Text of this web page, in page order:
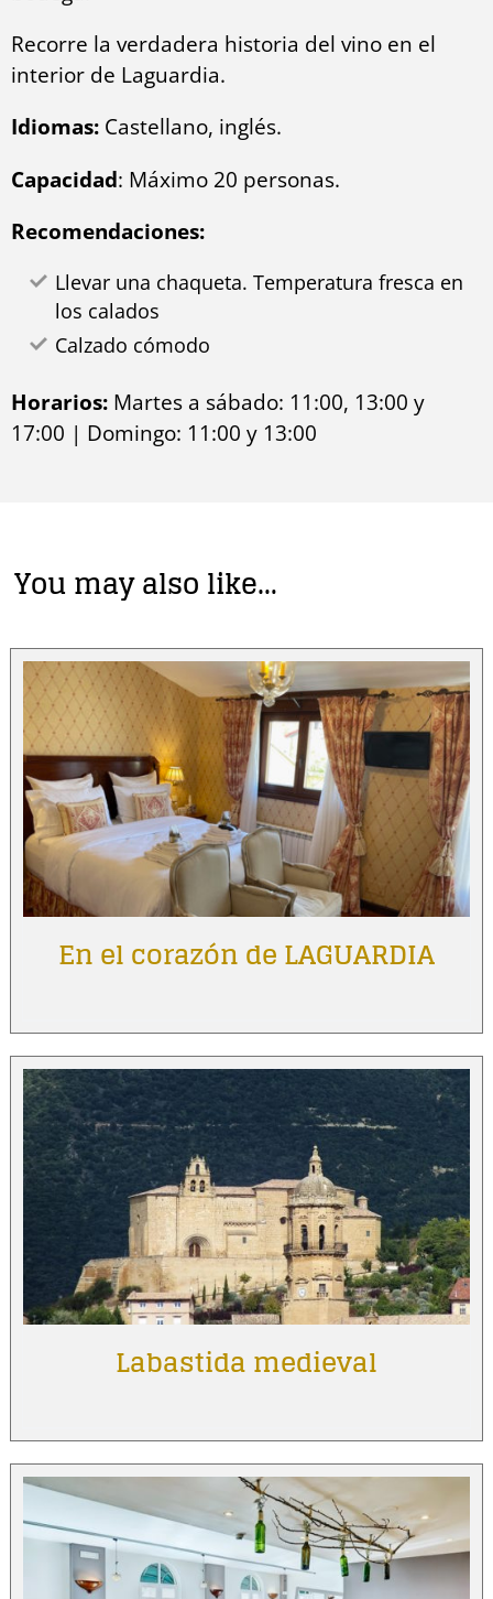
Recorre la verdadera historia del vino en el
interior de Laguardia.
Idiomas: Castellano, inglés.
Capacidad: Máximo 20 personas.
Recomendaciones:
Llevar una chaqueta. Temperatura fresca en
los calados
Calzado cómodo
Horarios: Martes a sábado: 11:00, 13:00 y
17:00 | Domingo: 11:00 y 13:00
You may also like…
En el corazón de LAGUARDIA
Labastida medieval